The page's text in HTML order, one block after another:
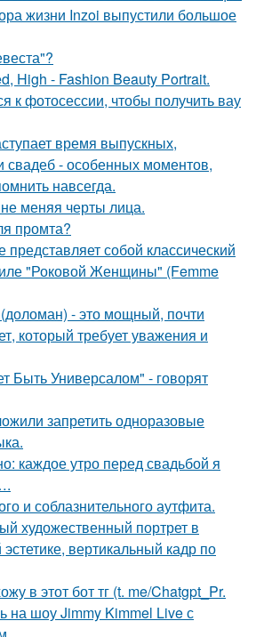
жизни Inzoi выпустили большое
High - Fashion Beauty Portrait.
к фотосессии, чтобы получить вау
время выпускных,
свадеб - особенных моментов,
навсегда.
меняя черты лица.
промта?
собой классический
"Роковой Женщины" (Femme
(доломан) - это мощный, почти
который требует уважения и
Быть Универсалом" - говорят
запретить одноразовые
каждое утро перед свадьбой я
и соблазнительного аутфита.
художественный портрет в
вертикальный кадр по
в этот бот тг (t. me/Chatgpt_Pr.
на шоу Jimmy Kimmel Live с